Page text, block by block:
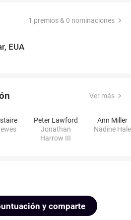
1 premios & 0 nominaciones
EUA
Ver más
Peter Lawford
Jonathan
Harrow III
Ann Miller
Nadine Hale
y comparte